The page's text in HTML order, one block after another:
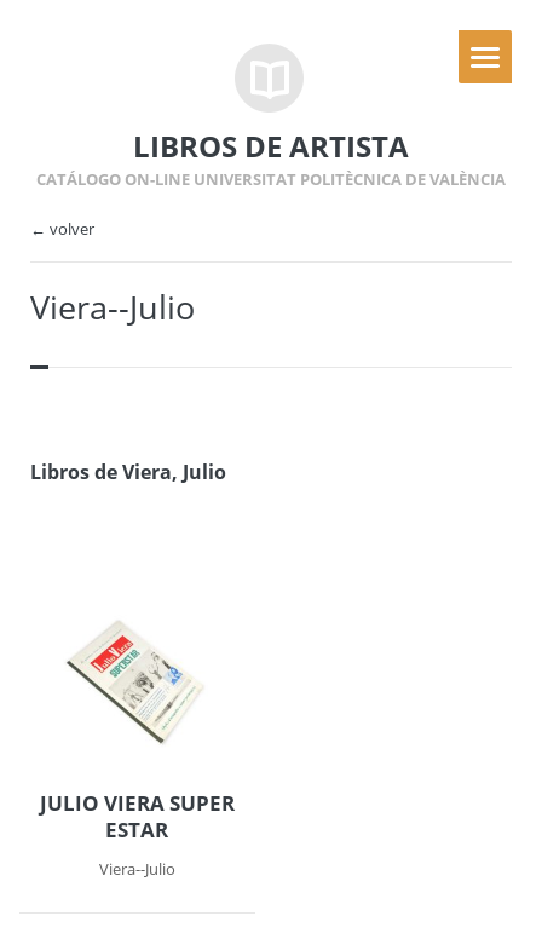
LIBROS DE ARTISTA
CATÁLOGO ON-LINE UNIVERSITAT POLITÈCNICA DE VALÈNCIA
← volver
Viera--Julio
Libros de Viera, Julio
JULIO VIERA SUPER
ESTAR
Viera--Julio